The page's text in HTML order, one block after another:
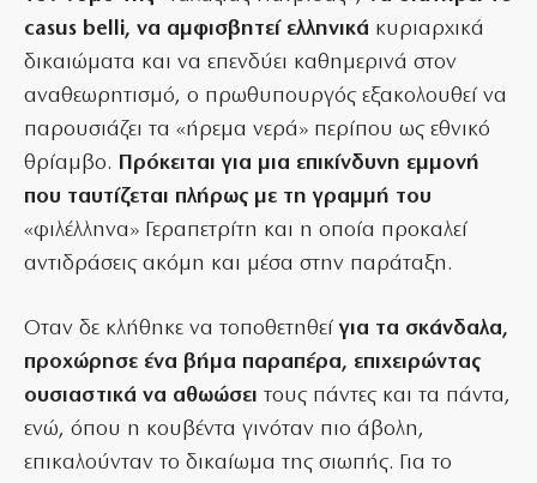
casus belli, να αμφισβητεί ελληνικά κυριαρχικά
δικαιώματα και να επενδύει καθημερινά στον
αναθεωρητισμό, ο πρωθυπουργός εξακολουθεί να
παρουσιάζει τα «ήρεμα νερά» περίπου ως εθνικό
θρίαμβο. Πρόκειται για μια επικίνδυνη εμμονή
που ταυτίζεται πλήρως με τη γραμμή του
«φιλέλληνα» Γεραπετρίτη και η οποία προκαλεί
αντιδράσεις ακόμη και μέσα στην παράταξη.
Οταν δε κλήθηκε να τοποθετηθείγια τα σκάνδαλα,
προχώρησε ένα βήμα παραπέρα, επιχειρώντας
ουσιαστικά να αθωώσει τους πάντες και τα πάντα,
ενώ, όπου η κουβέντα γινόταν πιο άβολη,
επικαλούνταν το δικαίωμα της σιωπής. Για το